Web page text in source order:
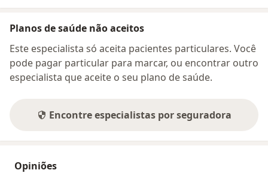
Planos de saúde não aceitos
Este especialista só aceita pacientes particulares. Você
pode pagar particular para marcar, ou encontrar outro
especialista que aceite o seu plano de saúde.
Encontre especialistas por seguradora
Opiniões